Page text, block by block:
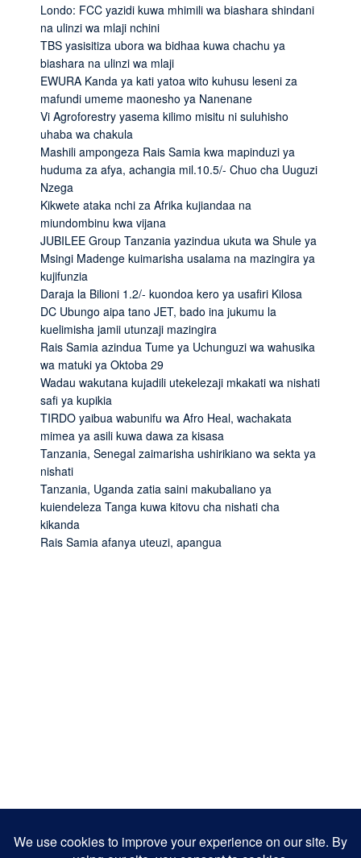
Londo: FCC yazidi kuwa mhimili wa biashara shindani
na ulinzi wa mlaji nchini
TBS yasisitiza ubora wa bidhaa kuwa chachu ya
biashara na ulinzi wa mlaji
EWURA Kanda ya kati yatoa wito kuhusu leseni za
mafundi umeme maonesho ya Nanenane
Vi Agroforestry yasema kilimo misitu ni suluhisho
uhaba wa chakula
Mashili ampongeza Rais Samia kwa mapinduzi ya
huduma za afya, achangia mil.10.5/- Chuo cha Uuguzi
Nzega
Kikwete ataka nchi za Afrika kujiandaa na
miundombinu kwa vijana
JUBILEE Group Tanzania yazindua ukuta wa Shule ya
Msingi Madenge kuimarisha usalama na mazingira ya
kujifunzia
Daraja la Bilioni 1.2/- kuondoa kero ya usafiri Kilosa
DC Ubungo aipa tano JET, bado ina jukumu la
kuelimisha jamii utunzaji mazingira
Rais Samia azindua Tume ya Uchunguzi wa wahusika
wa matuki ya Oktoba 29
Wadau wakutana kujadili utekelezaji mkakati wa nishati
safi ya kupikia
TIRDO yaibua wabunifu wa Afro Heal, wachakata
mimea ya asili kuwa dawa za kisasa
Tanzania, Senegal zaimarisha ushirikiano wa sekta ya
nishati
Tanzania, Uganda zatia saini makubaliano ya
kuiendeleza Tanga kuwa kitovu cha nishati cha
kikanda
Rais Samia afanya uteuzi, apangua